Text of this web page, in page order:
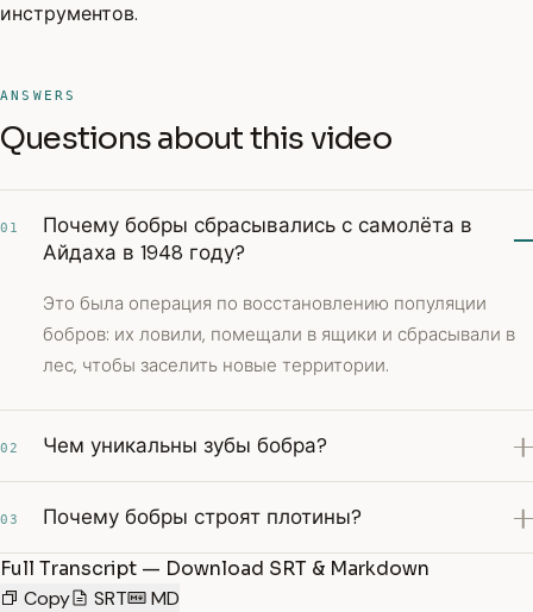
инструментов.
ANSWERS
Questions about this video
01
Почему бобры сбрасывались с самолёта в
Айдаха в 1948 году?
Это была операция по восстановлению популяции
бобров: их ловили, помещали в ящики и сбрасывали в
лес, чтобы заселить новые территории.
02 Чем уникальны зубы бобра?
03 Почему бобры строят плотины?
Full Transcript — Download SRT & Markdown
Copy
SRT MD